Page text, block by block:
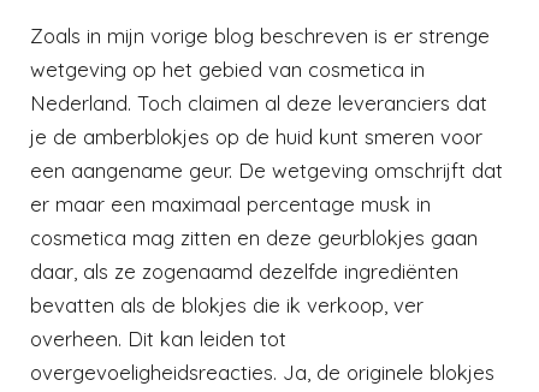
Zoals in mijn vorige blog beschreven is er strenge
wetgeving op het gebied van cosmetica in
Nederland. Toch claimen al deze leveranciers dat
je de amberblokjes op de huid kunt smeren voor
een aangename geur. De wetgeving omschrijft dat
er maar een maximaal percentage musk in
cosmetica mag zitten en deze geurblokjes gaan
daar, als ze zogenaamd dezelfde ingrediënten
bevatten als de blokjes die ik verkoop, ver
overheen. Dit kan leiden tot
overgevoeligheidsreacties. Ja, de originele blokjes